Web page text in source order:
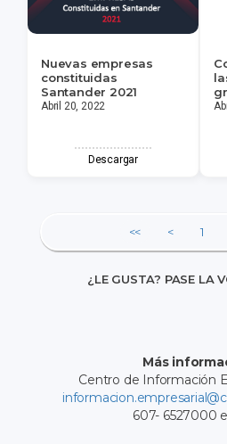
Nuevas empresas
constituidas
Santander 2021
Abril 20, 2022
Descargar
<< < 1
¿LE GUSTA? PASE LA
Más
Centro de Información
607- 6527000